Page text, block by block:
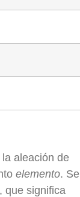
aleación de
elemento. Se
que significa